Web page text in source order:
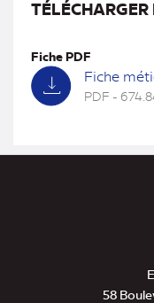
Fiche PDF
Fiche
PDF -
58